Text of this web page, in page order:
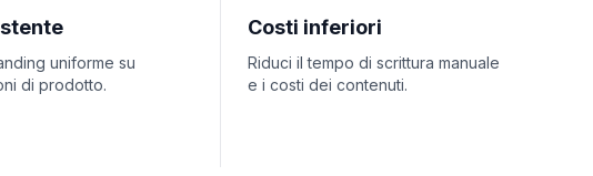
uniforme su
di prodotto.
Costi inferiori
Riduci il tempo di scrittura manuale
e i costi dei contenuti.